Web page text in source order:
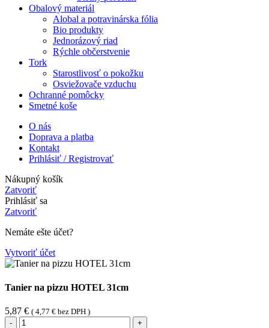
Obalový materiál
Alobal a potravinárska fólia
Bio produkty
Jednorázový riad
Rýchle občerstvenie
Tork
Starostlivosť o pokožku
Osviežovače vzduchu
Ochranné pomôcky
Smetné koše
O nás
Doprava a platba
Kontakt
Prihlásiť / Registrovať
Nákupný košík
Zatvoriť
Prihlásiť sa
Zatvoriť
Nemáte ešte účet?
Vytvoriť účet
Tanier na pizzu HOTEL 31cm
5,87 € ( 4,77 € bez DPH )
množstvo